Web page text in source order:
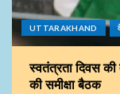
UTTARAKHAND
स्वतंत्रता दिवस की
की समीक्षा बैठक